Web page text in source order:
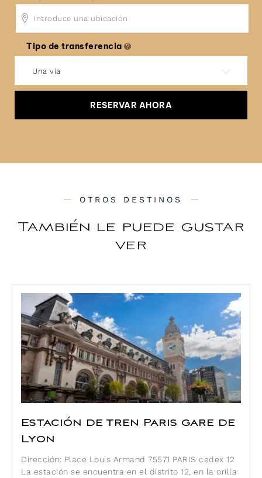
Tipo de transferencia
Una vía
RESERVAR AHORA
OTROS DESTINOS
También le puede gustar
ver
Estación de tren Paris gare de
Lyon
Dirección: Place Louis Armand 75571 PARIS cedex 12
La estación se encuentra en el distrito 12, en la orilla